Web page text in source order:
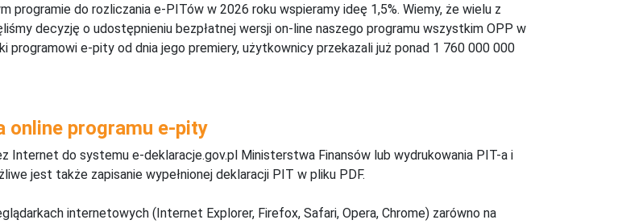
programie do rozliczania e-PITów w 2026 roku wspieramy ideę 1,5%. Wiemy, że wielu z
decyzję o udostępnieniu bezpłatnej wersji on-line naszego programu wszystkim OPP w
programowi e-pity od dnia jego premiery, użytkownicy przekazali już ponad 1 760 000 000
online programu e-pity
Internet do systemu e-deklaracje.gov.pl Ministerstwa Finansów lub wydrukowania PIT-a i
jest także zapisanie wypełnionej deklaracji PIT w pliku PDF.
internetowych (Internet Explorer, Firefox, Safari, Opera, Chrome) zarówno na